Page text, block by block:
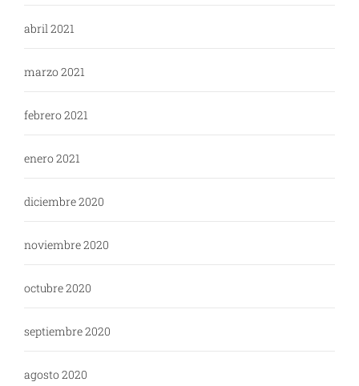
abril 2021
marzo 2021
febrero 2021
enero 2021
diciembre 2020
noviembre 2020
octubre 2020
septiembre 2020
agosto 2020